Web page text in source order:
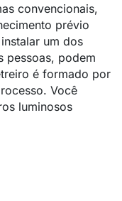
convencionais,
prévio
um dos
pessoas, podem
é formado por
Você
luminosos